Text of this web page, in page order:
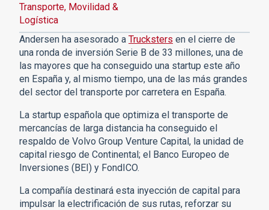
Transporte, Movilidad &
Logística
Andersen ha asesorado a Trucksters en el cierre de
una ronda de inversión Serie B de 33 millones, una de
las mayores que ha conseguido una startup este año
en España y, al mismo tiempo, una de las más grandes
del sector del transporte por carretera en España.
La startup española que optimiza el transporte de
mercancías de larga distancia ha conseguido el
respaldo de Volvo Group Venture Capital, la unidad de
capital riesgo de Continental; el Banco Europeo de
Inversiones (BEI) y FondICO.
La compañía destinará esta inyección de capital para
impulsar la electrificación de sus rutas, reforzar su